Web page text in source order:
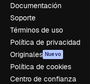
Documentación
Soporte
Términos de uso
Política de privacidad
Originales Nuevo
Política de cookies
Centro de confianza